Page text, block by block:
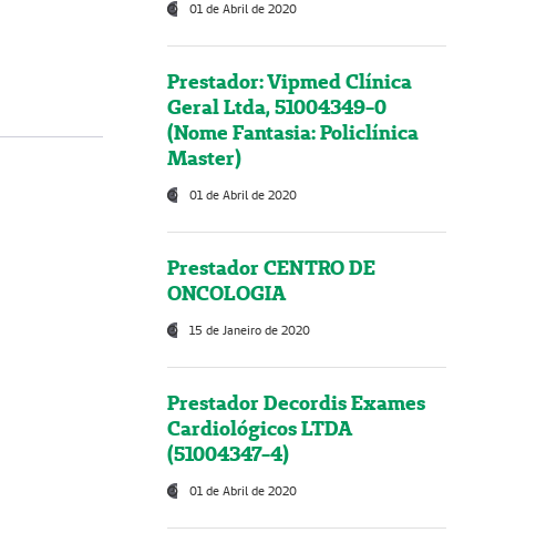
01 de Abril de 2020
Prestador: Vipmed Clínica
Geral Ltda, 51004349-0
(Nome Fantasia: Policlínica
Master)
01 de Abril de 2020
Prestador CENTRO DE
ONCOLOGIA
15 de Janeiro de 2020
Prestador Decordis Exames
Cardiológicos LTDA
(51004347-4)
01 de Abril de 2020